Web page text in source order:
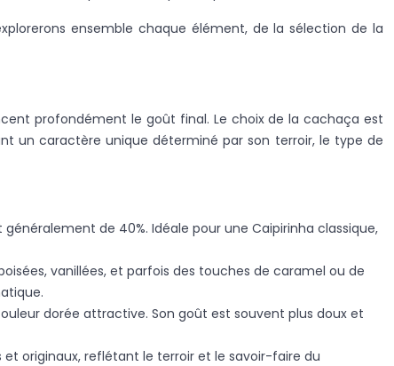
ensemble chaque élément, de la sélection de la
profondément le goût final. Le choix de la cachaça est
un caractère unique déterminé par son terroir, le type de
de 40%. Idéale pour une Caipirinha classique,
vanillées, et parfois des touches de caramel ou de
dorée attractive. Son goût est souvent plus doux et
originaux, reflétant le terroir et le savoir-faire du